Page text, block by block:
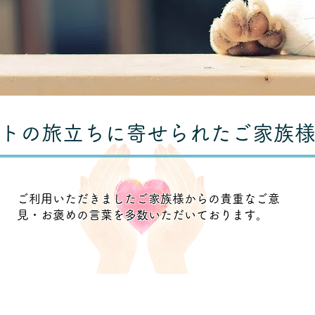
の旅立ちに寄せられたご家族
ご利用いただきましたご家族様からの貴重なご意
見・お褒めの言葉を多数いただいております。